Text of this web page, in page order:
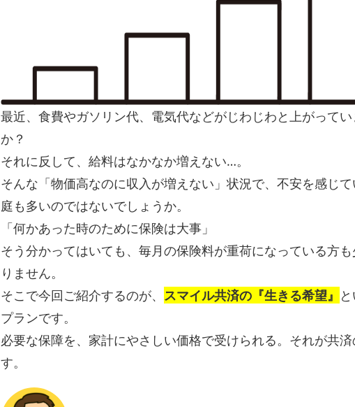
最近、食費やガソリン代、電気代などがじわじわと上がって
か？
それに反して、給料はなかなか増えない…。
そんな「物価高なのに収入が増えない」状況で、不安を感じ
庭も多いのではないでしょうか。
「何かあった時のために保険は大事」
そう分かってはいても、毎月の保険料が重荷になっている方
りません。
そこで今回ご紹介するのが、 スマイル共済の『生きる希望』
プランです。
必要な保障を、家計にやさしい価格で受けられる。それが共
す。